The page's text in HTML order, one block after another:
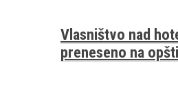
Vlasništvo nad
preneseno na